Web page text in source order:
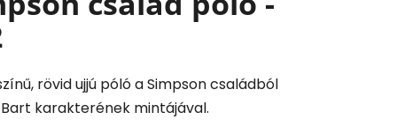
rövid ujjú póló a Simpson családból
karakterének mintájával.